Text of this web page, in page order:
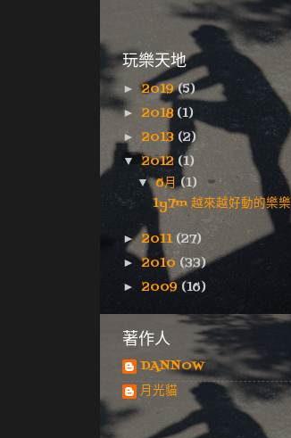
玩樂天地
►2019(5)
► 2018(1)
► 2013 (2)
▼2012 (1)
▼6月(1)
1y7m 越來越好動的樂樂
►2011(27)
►2010 (33)
►2009 (16)
著作人
DANNOW
月光貓